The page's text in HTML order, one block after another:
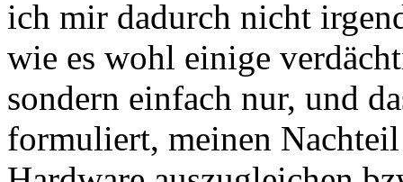
ich mir dadurch nicht
wie es wohl einige
sondern einfach nur, und
formuliert, meinen